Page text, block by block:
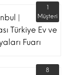
|
Türkiye Ev ve
Fuarı
1
Müşteri
8